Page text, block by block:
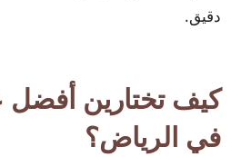
دقيق.
كيف تختارين أفضل
في الرياض؟